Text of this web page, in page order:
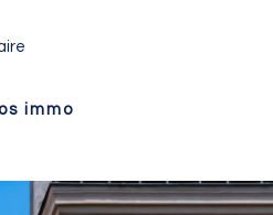
immo